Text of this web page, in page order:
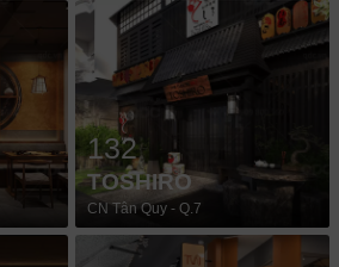
132
TOSHIRO
CN Tân Quy - Q.7